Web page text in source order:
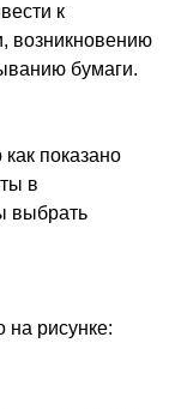
к
возникновению
бумаги.
показано
в
выбрать
на рисунке: